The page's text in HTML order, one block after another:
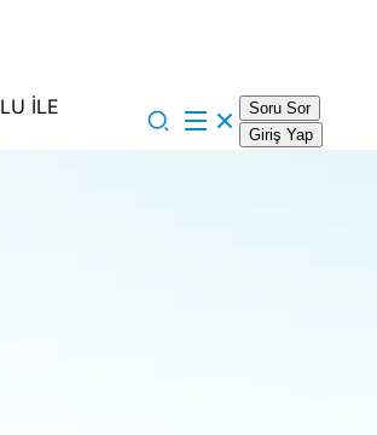
İLE
Soru Sor
Giriş Yap